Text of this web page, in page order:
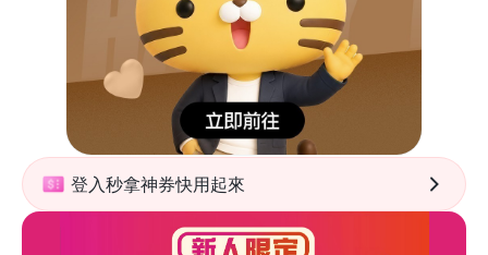
登入秒拿神券快用起來